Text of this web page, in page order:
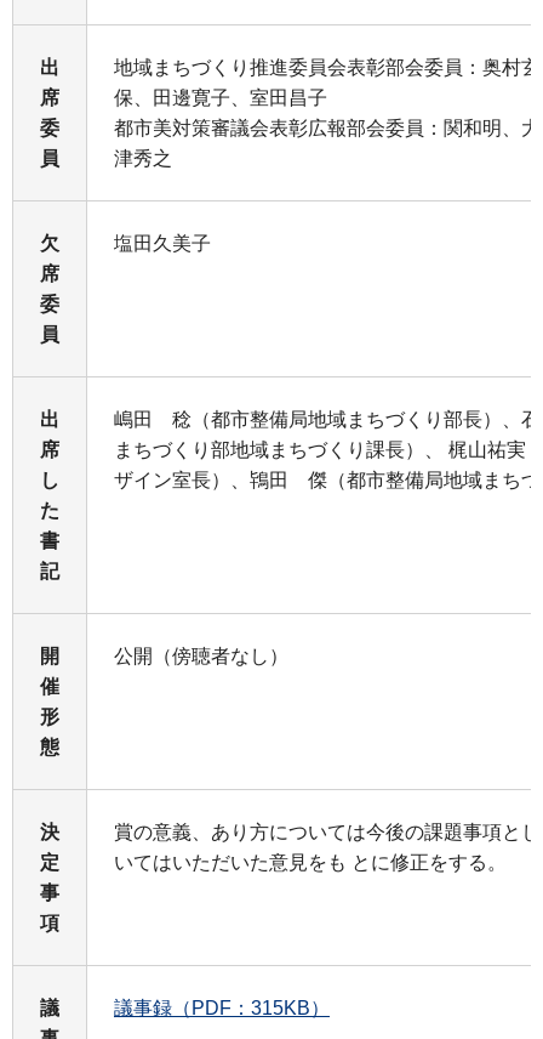
出
席
委
員
地域まちづくり推進委員会表彰部会委員：奥村
保、田邊寛子、室田昌子
都市美対策審議会表彰広報部会委員：関和明、
津秀之
欠
席
委
員
塩田久美子
出
席
し
た
書
記
嶋田 稔（都市整備局地域まちづくり部長）、
まちづくり部地域まちづくり課長）、 梶山祐実
ザイン室長）、鴇田 傑（都市整備局地域まち
開
催
形
態
公開（傍聴者なし）
決
定
事
項
賞の意義、あり方については今後の課題事項と
いてはいただいた意見をも とに修正をする。
議
議事録（PDF：315KB）